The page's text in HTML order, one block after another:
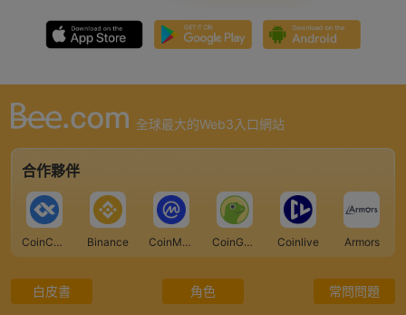
全球最大的Web3入口網站
合作夥伴
CoinCarp Binance CoinMarketCap CoinGecko Coinlive Armors
白皮書 角色 常問問題